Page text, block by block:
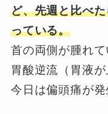
ど、先週と比べ
っている。
首の両側が腫れて
胃酸逆流（胃液が
今日は偏頭痛が発